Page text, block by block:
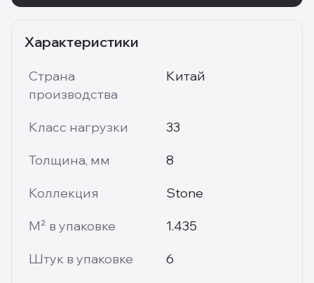
Характеристики
Страна
производства
Китай
Класс нагрузки 33
Толщина, мм 8
Коллекция Stone
М² в упаковке 1.435
Штук в упаковке 6